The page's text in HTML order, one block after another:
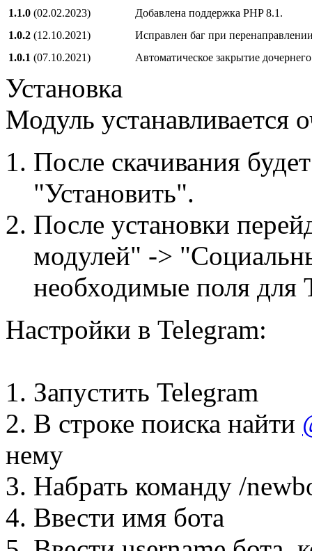
1.1.0 (02.02.2023)
Добавлена поддержка PHP 8.1.
1.0.2 (12.10.2021)
Исправлен баг при
1.0.1 (07.10.2021) Автоматическое закрытие
Установка
Модуль устанавливается
После скачивания
"Установить".
После установки
модулей" ->
необходимые поля для
Настройки в Telegram:
1. Запустить Telegram
2. В строке поиска найти
нему
3. Набрать команду /
4. Ввести имя бота